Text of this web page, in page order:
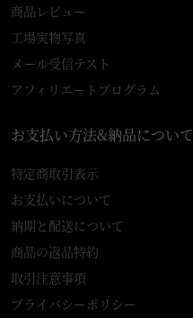
商品レビュー
工場実物写真
メール受信テスト
アフィリエートプログラム
お支払い方法&納品について
特定商取引表示
お支払いについて
納期と配送について
商品の返品特約
取引注意事項
プライバシーポリシー